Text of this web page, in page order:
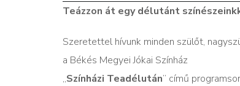
Teázzon át egy délutánt
Szeretettel hívunk minden szülőt,
a Békés Megyei Jókai Színház
„Színházi Teadélután” című